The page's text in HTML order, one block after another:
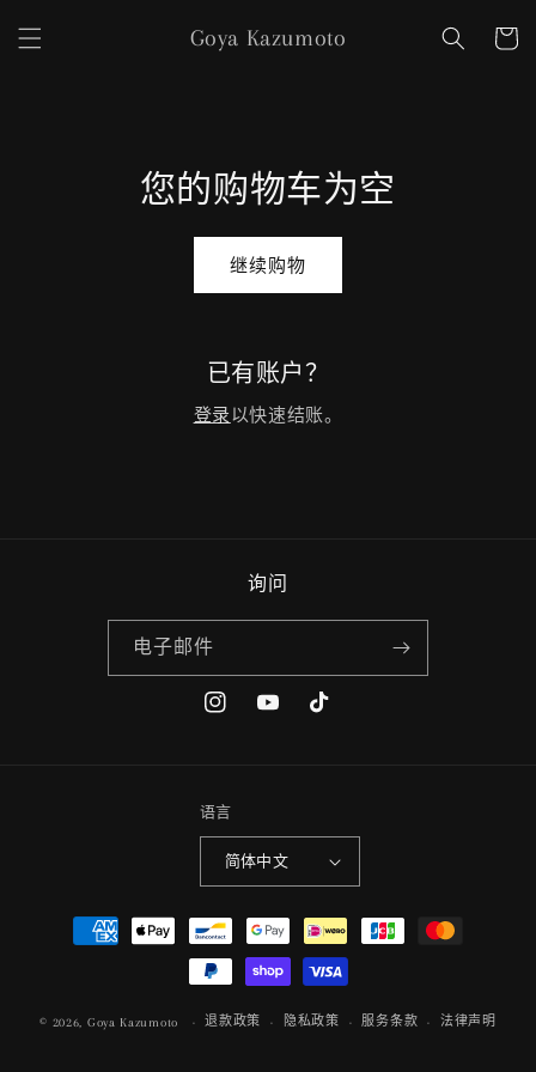
容
Goya Kazumoto
物
您的购物车为空
继续购物
已有账户？
登录以快速结账。
询问
电子邮件
InstagramYouTubeTikTok
语言
简体中文
式
© 2026, Goya Kazumoto 退款政策 隐私政策 服务条款 法律声明